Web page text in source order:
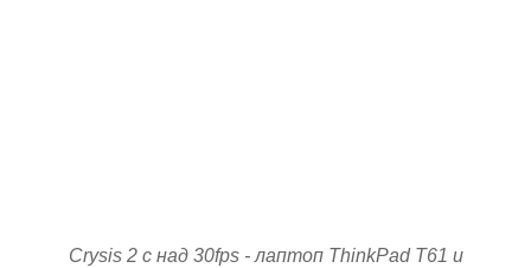
Crysis 2 с над 30fps - лаптоп ThinkPad T61 и